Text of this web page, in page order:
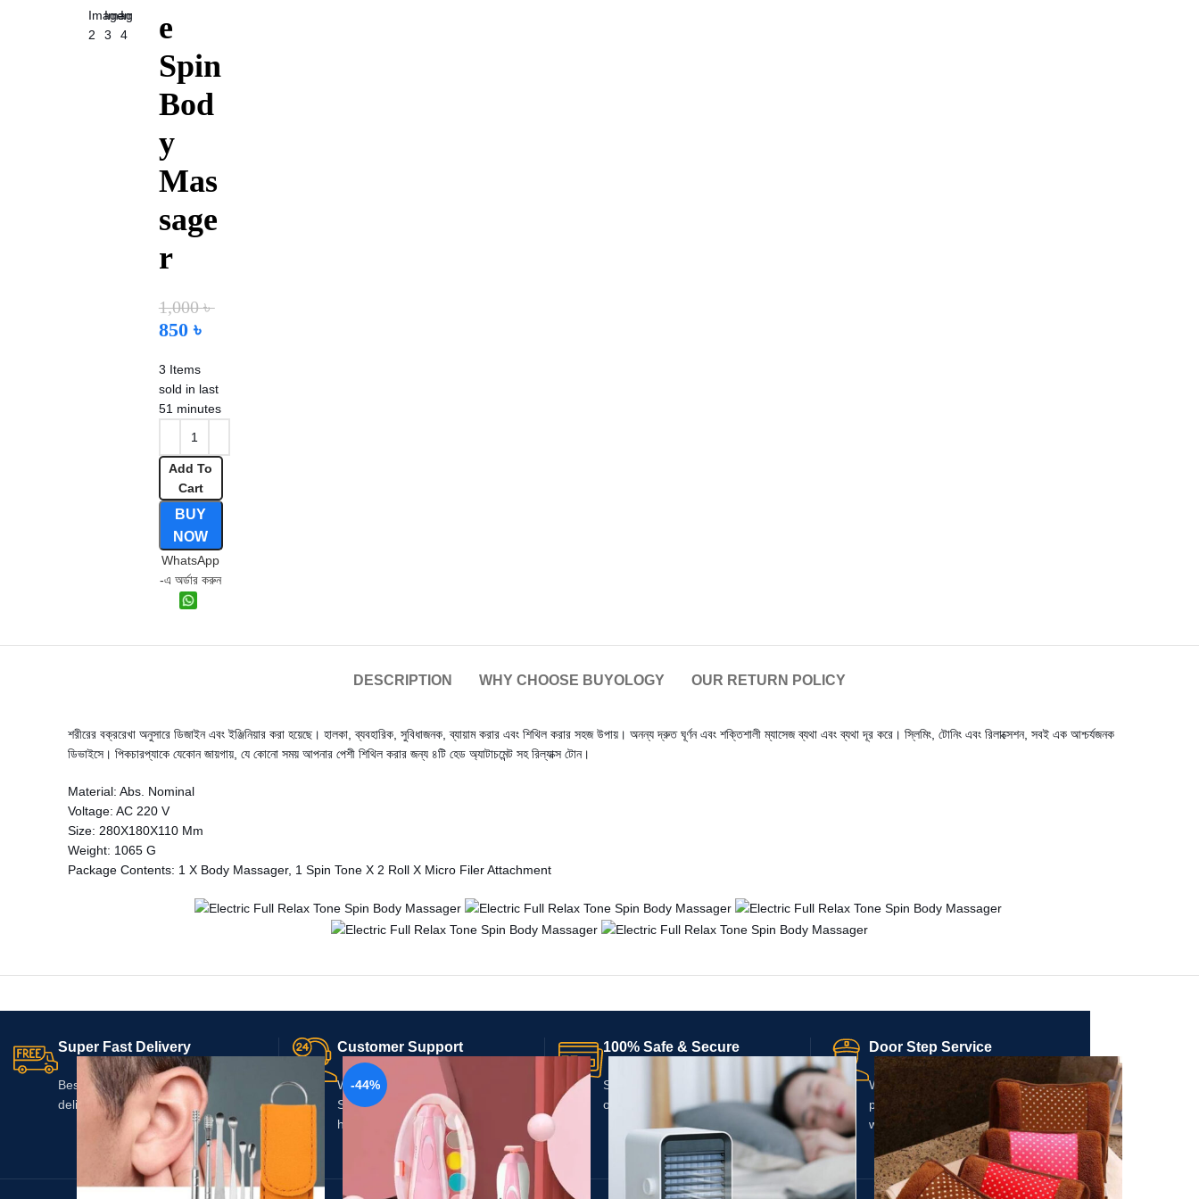
e
Spin
Bod
y
Mas
sage
r
1,000৳
850৳
3 Items
sold in last
51 minutes
Add To
Cart
BUY
NOW
WhatsApp
-এ অর্ডার করুন
DESCRIPTION WHY CHOOSE BUYOLOGY OUR RETURN POLICY
শরীরের বক্ররেখা অনুসারে ডিজাইন এবং ইঞ্জিনিয়ার করা হয়েছে। হালকা, ব্যবহারিক, সুবিধাজনক, ব্যায়াম করার এবং শিথিল করার সহজ উপায়। অনন্য দ্রুত ঘূর্ণন এবং শক্তিশালী ম্যাসেজ ব্যথা এবং ব্যথা দূর করে। স্লিমিং, টোনিং এবং রিলাক্সেশন, সবই এক আশ্চর্যজনক
ডিভাইসে। পিকচারপ্যাকে যেকোন জায়গায়, যে কোনো সময় আপনার পেশী শিথিল করার জন্য ৪টি হেড অ্যাটাচমেন্ট সহ রিল্যাক্স টোন।
Material: Abs. Nominal
Voltage: AC 220 V
Size: 280X180X110 Mm
Weight: 1065 G
Package Contents: 1 X Body Massager, 1 Spin Tone X 2 Roll X Micro Filer Attachment
-44%
Super Fast Delivery
Best-in-class, no compromise for
delivery time
Customer Support
We provide 24/7 Customer
Service - We’re here and happy to
help!
100% Safe & Secure
Safe & Security technology for
online Payment
Door Step Service
We offer fast, reliable, and
professional door-step services
within 48 hours